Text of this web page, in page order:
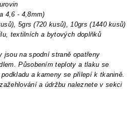
4,6 - 4,8mm)
5grs (720 kusů), 10grs (1440 kusů)
textilních a bytových doplňků
jsou na spodní straně opatřeny
Působením teploty a tlaku se
a kameny se přilepí k tkanině.
a údržbu naleznete v sekci